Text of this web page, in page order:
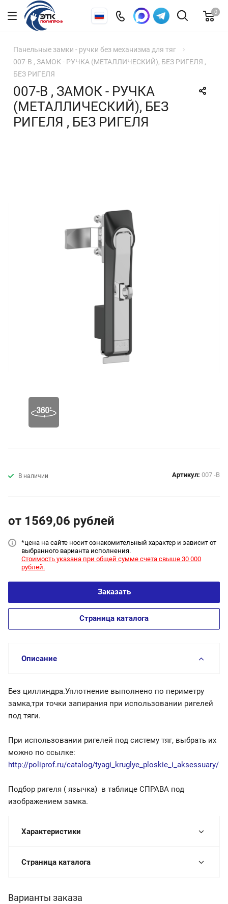
0
Панельные замки - ручки без механизма для тяг
007-В , ЗАМОК - РУЧКА (МЕТАЛЛИЧЕСКИЙ), БЕЗ РИГЕЛЯ ,
БЕЗ РИГЕЛЯ
007-В , ЗАМОК - РУЧКА
(МЕТАЛЛИЧЕСКИЙ), БЕЗ
РИГЕЛЯ , БЕЗ РИГЕЛЯ
В наличии Артикул: 007 -В
от 1569,06 рублей
*цена на сайте носит ознакомительный характер и зависит от
выбранного варианта исполнения.
Стоимость указана при общей сумме счета свыше 30 000
рублей.
Заказать
Страница каталога
Описание
Без циллиндра.Уплотнение выполнено по периметру
замка,три точки запирания при использовании ригелей
под тяги.
При использовании ригелей под систему тяг, выбрать их
можно по ссылке:
http://poliprof.ru/catalog/tyagi_kruglye_ploskie_i_aksessuary/
Подбор ригеля ( язычка) в таблице СПРАВА под
изображением замка.
Характеристики
Страница каталога
Варианты заказа